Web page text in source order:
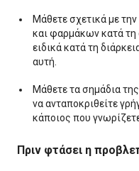
Μάθετε σχετικά με
και φαρμάκων κατά τη
ειδικά κατά τη
αυτή.
Μάθετε τα σημάδια της
να ανταποκριθείτε
κάποιος που
Πριν φτάσει η